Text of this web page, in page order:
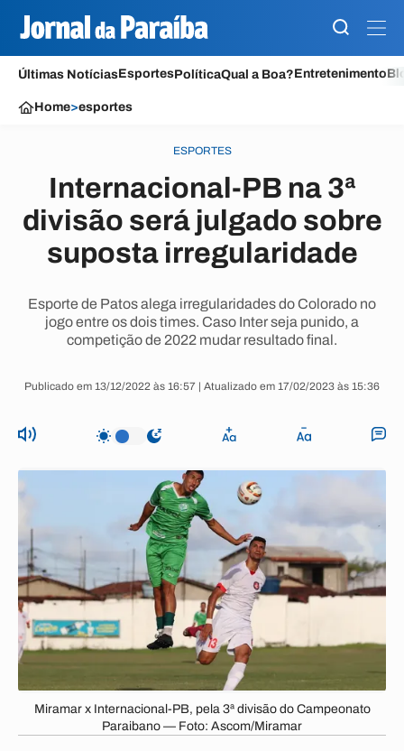
Últimas NotíciasEsportesPolíticaQual a Boa?Entretenimento
Home>esportes
ESPORTES
Internacional-PB na 3ª
divisão será julgado sobre
suposta irregularidade
Esporte de Patos alega irregularidades do Colorado no
jogo entre os dois times. Caso Inter seja punido, a
competição de 2022 mudar resultado final.
Publicado em 13/12/2022 às 16:57 | Atualizado em 17/02/2023 às 15:36
Miramar x Internacional-PB, pela 3ª divisão do Campeonato
Paraibano — Foto: Ascom/Miramar